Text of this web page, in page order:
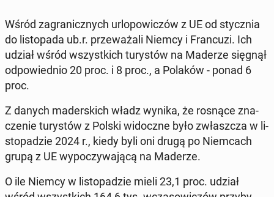
Wśród za­gra­nicz­nych urlo­po­wi­czów z UE od stycz­nia
do li­sto­pa­da ub.r. prze­wa­ża­li Niemcy i Fran­cu­zi. Ich
udział wśród wszyst­kich tu­ry­stów na Maderze sięgnął
od­po­wied­nio 20 proc. i 8 proc., a Polaków - ponad 6
proc.
Z danych ma­der­skich władz wynika, że rosnące zna­
cze­nie tu­ry­stów z Polski wi­docz­ne było zwłasz­cza w li­
sto­pa­dzie 2024 r., kiedy byli oni drugą po Niem­cach
grupą z UE wy­po­czy­wa­ją­cą na Maderze.
O ile Niemcy w li­sto­pa­dzie mieli 23,1 proc. udział